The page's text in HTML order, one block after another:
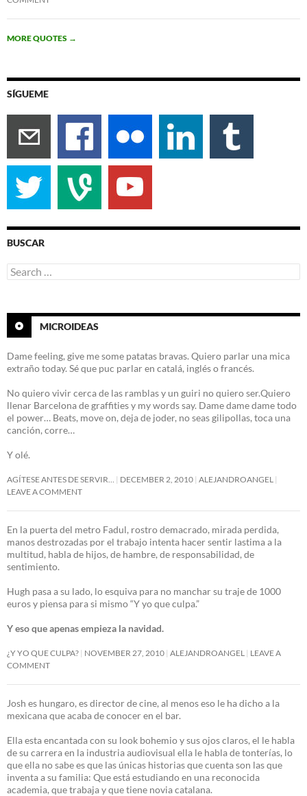
MORE QUOTES →
SÍGUEME
BUSCAR
Search
for:
MICROIDEAS
Dame feeling, give me some patatas bravas. Quiero parlar una mica
extraño today. Sé que puc parlar en catalá, inglés o francés.
No quiero vivir cerca de las ramblas y un guiri no quiero ser.Quiero
llenar Barcelona de graffities y my words say. Dame dame dame todo
el power… Beats, move on, deja de joder, no seas gilipollas, toca una
canción, corre…
Y olé.
AGÍTESE ANTES DE SERVIR… DECEMBER 2, 2010 ALEJANDROANGEL
LEAVE A COMMENT
En la puerta del metro Fadul, rostro demacrado, mirada perdida,
manos destrozadas por el trabajo intenta hacer sentir lastima a la
multitud, habla de hijos, de hambre, de responsabilidad, de
sentimiento.
Hugh pasa a su lado, lo esquiva para no manchar su traje de 1000
euros y piensa para si mismo “Y yo que culpa.”
Y eso que apenas empieza la navidad.
¿Y YO QUE CULPA? NOVEMBER 27, 2010 ALEJANDROANGEL
LEAVE A
COMMENT
Josh es hungaro, es director de cine, al menos eso le ha dicho a la
mexicana que acaba de conocer en el bar.
Ella esta encantada con su look bohemio y sus ojos claros, el le habla
de su carrera en la industria audiovisual ella le habla de tonterías, lo
que ella no sabe es que las únicas historias que cuenta son las que
inventa a su familia: Que está estudiando en una reconocida
academia, que trabaja y que tiene novia catalana.